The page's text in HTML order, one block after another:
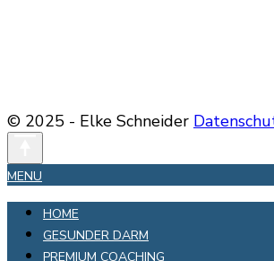
© 2025 - Elke Schneider
MENU
HOME
GESUNDER DARM
PREMIUM COACHING